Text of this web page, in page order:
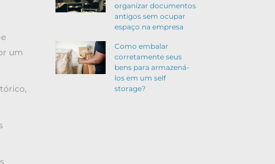
um
organizar documentos
antigos sem ocupar
espaço na empresa
Como embalar
corretamente seus
bens para armazená-
los em um self
storage?